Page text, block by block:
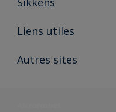
A propos de Sikkens
Liens utiles
Ouvrir un magasin PASS
Autres sites